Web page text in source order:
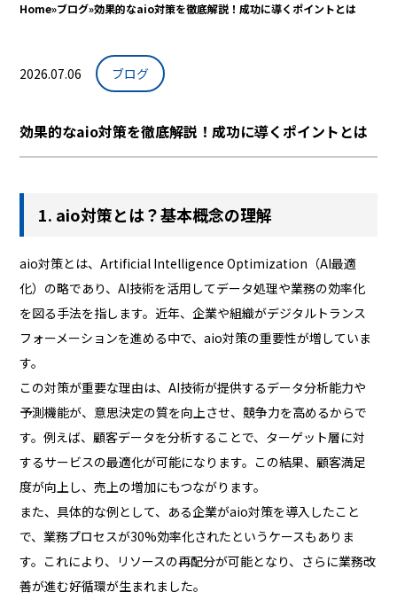
Home»ブログ»効果的なaio対策を徹底解説！成功に導くポイントとは
2026.07.06 ブログ
効果的なaio対策を徹底解説！成功に導くポイントとは
1. aio対策とは？基本概念の理解
aio対策とは、Artificial Intelligence Optimization（AI最適
化）の略であり、AI技術を活用してデータ処理や業務の効率化
を図る手法を指します。近年、企業や組織がデジタルトランス
フォーメーションを進める中で、aio対策の重要性が増していま
す。
この対策が重要な理由は、AI技術が提供するデータ分析能力や
予測機能が、意思決定の質を向上させ、競争力を高めるからで
す。例えば、顧客データを分析することで、ターゲット層に対
するサービスの最適化が可能になります。この結果、顧客満足
度が向上し、売上の増加にもつながります。
また、具体的な例として、ある企業がaio対策を導入したこと
で、業務プロセスが30%効率化されたというケースもありま
す。これにより、リソースの再配分が可能となり、さらに業務改
善が進む好循環が生まれました。